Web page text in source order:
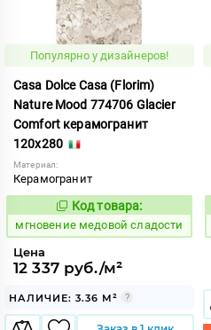
Популярно у дизайнеров!
Casa Dolce Casa (Florim)
Nature Mood 774706 Glacier
Comfort керамогранит
120x280
Материал:
Керамогранит
944470
Код товара:
мгновение медовой сладости
Цена
12 337 руб./м²
НАЛИЧИЕ: 3.36 М²